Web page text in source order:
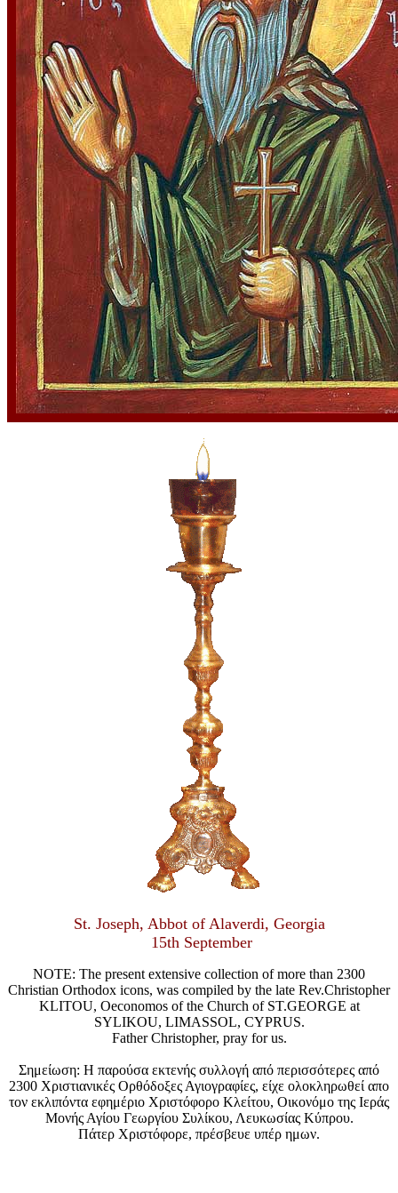
St. Joseph, Abbot of Alaverdi, Georgia
15th September
NOTE: The present extensive collection of more than 2300
Christian Orthodox icons, was compiled by the late Rev.Christopher
KLITOU, Oeconomos of the Church of ST.GEORGE at
SYLIKOU, LIMASSOL, CYPRUS.
Father Christopher, pray for us.
Σημείωση: Η παρούσα εκτενής συλλογή από περισσότερες από
2300 Χριστιανικές Ορθόδοξες Αγιογραφίες, είχε ολοκληρωθεί απο
τον εκλιπόντα εφημέριο Χριστόφορο Κλείτου, Οικονόμο της Ιεράς
Μονής Αγίου Γεωργίου Συλίκου, Λευκωσίας Κύπρου.
Πάτερ Χριστόφορε, πρέσβευε υπέρ ημων.